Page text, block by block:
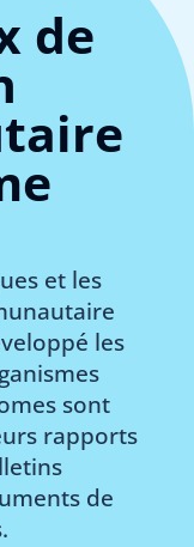
de
et les
les
sont
rapports
de